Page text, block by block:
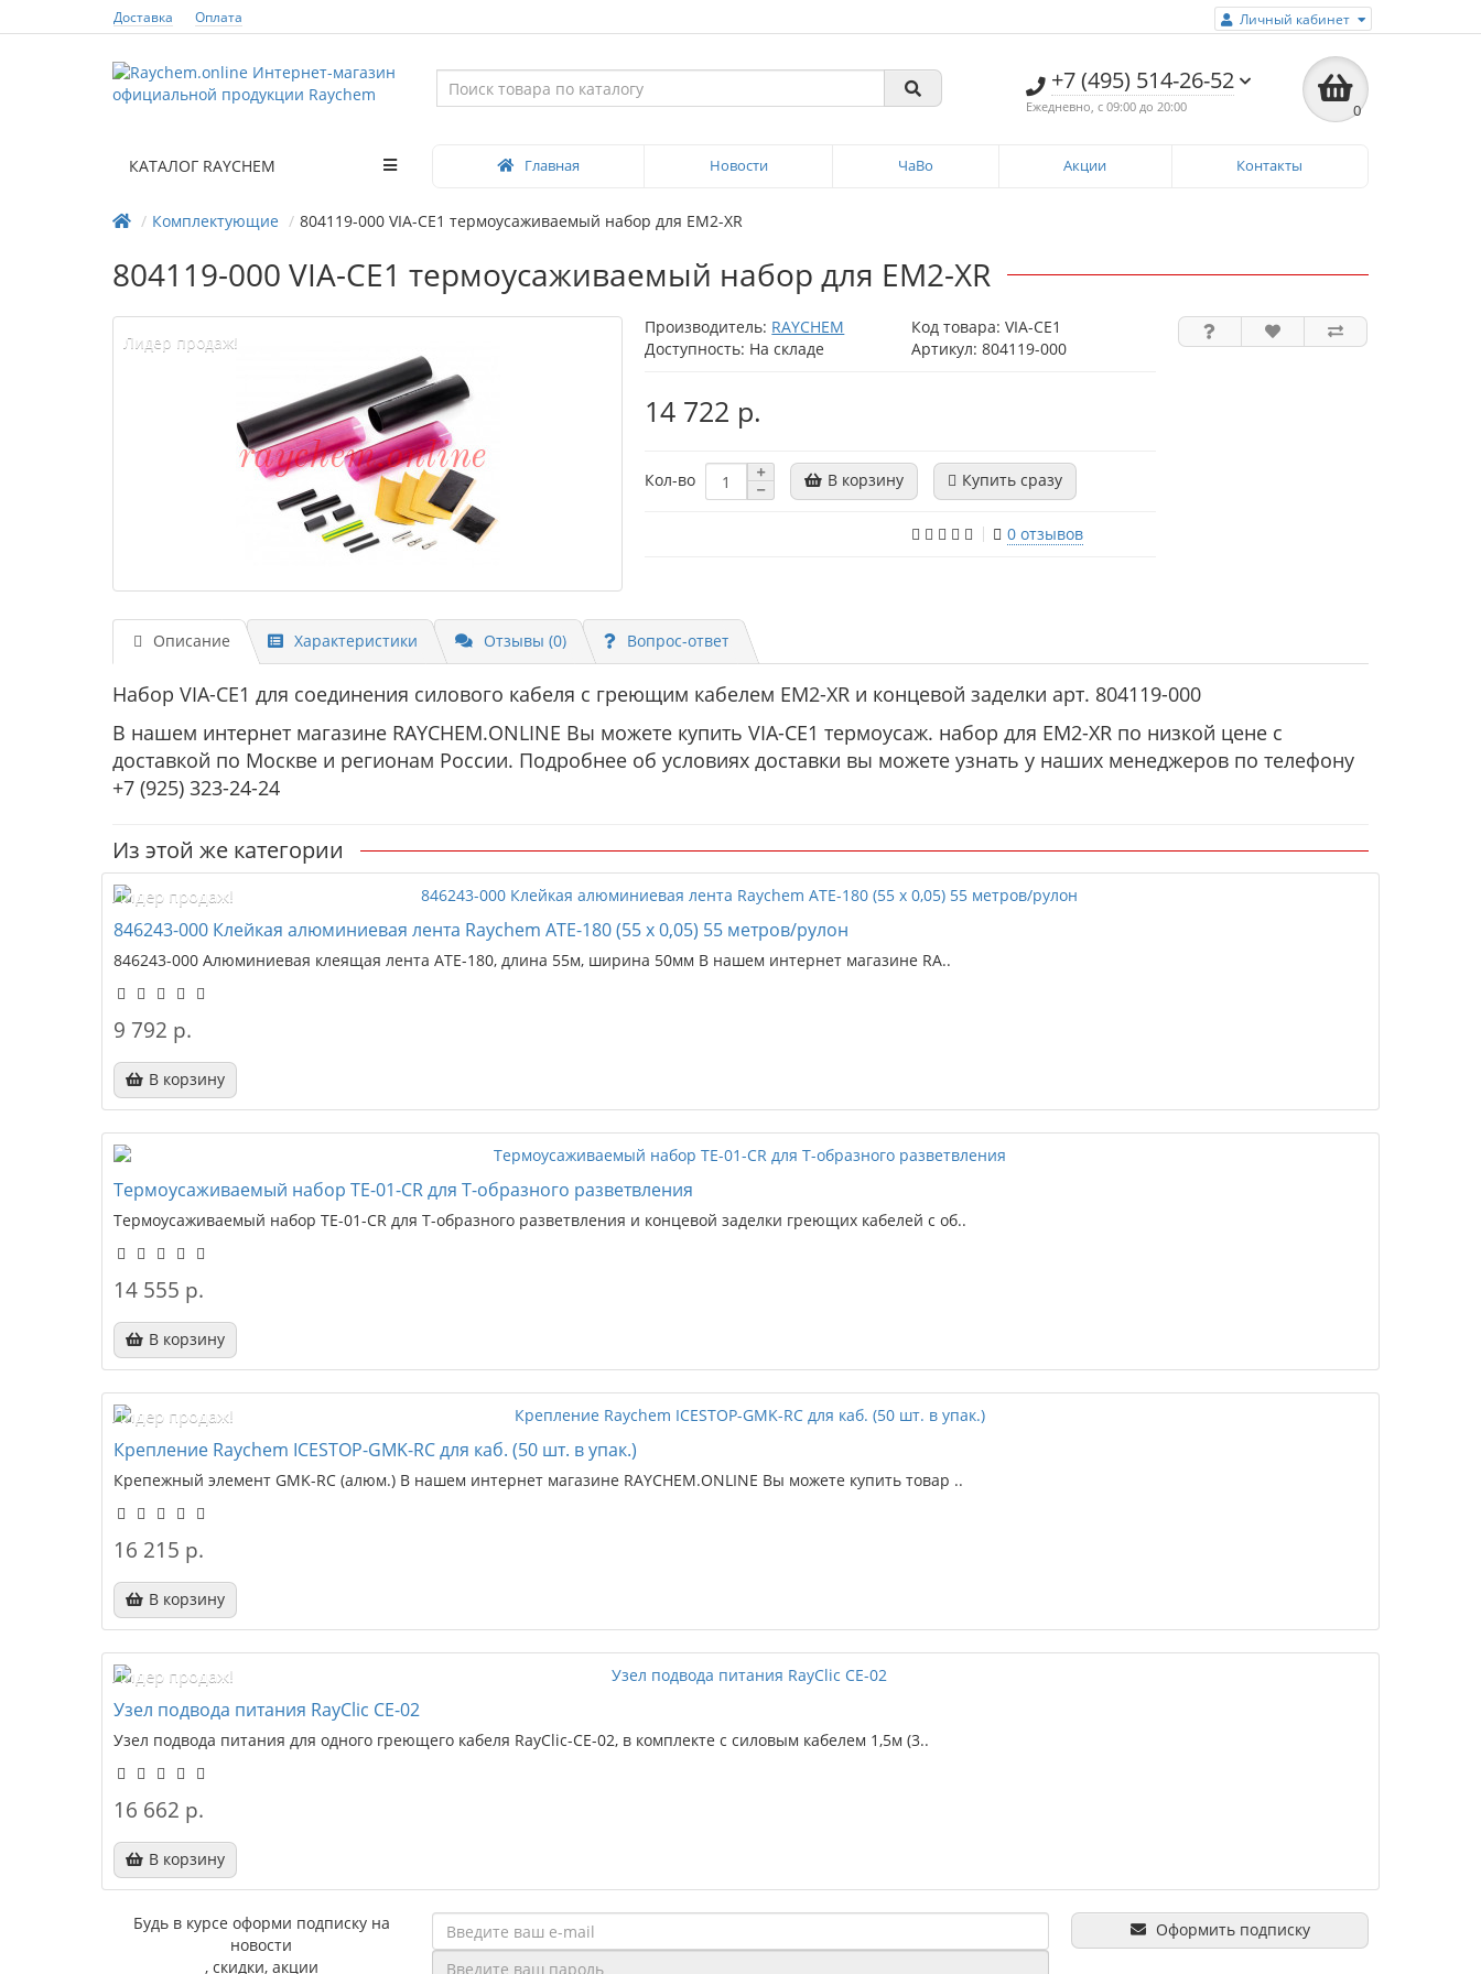
Личный кабинет
Доставка Оплата
+7 (495) 514-26-52
Ежедневно, с 09:00 до 20:00 0
Главная Новости ЧаВо Акции Контакты
КАТАЛОГ RAYCHEM
Комплектующие 804119-000 VIA-CE1 термоусаживаемый набор для EM2-XR
804119-000 VIA-CE1 термоусаживаемый набор для EM2-XR
Лидер продаж!
Производитель: RAYCHEM Код товара: VIA-СE1
Доступность: На складе
Артикул: 804119-000
14 722 р.
Кол-во В корзину Купить сразу
0 отзывов
Описание Характеристики Отзывы (0) Вопрос-ответ
Набор VIA-СE1 для соединения силового кабеля с греющим кабелем EM2-XR и концевой заделки арт. 804119-000
В нашем интернет магазине RAYCHEM.ONLINE Вы можете купить VIA-CE1 термоусаж. набор для EM2-XR по низкой цене с
доставкой по Москве и регионам России. Подробнее об условиях доставки вы можете узнать у наших менеджеров по телефону
+7 (925) 323-24-24
Из этой же категории
Лидер продаж!
846243-000 Клейкая алюминиевая лента Raychem ATE-180 (55 х 0,05) 55 метров/рулон
846243-000 Алюминиевая клеящая лента ATE-180, длина 55м, ширина 50мм В нашем интернет магазине RA..
9 792 р.
В корзину
Термоусаживаемый набор TE-01-CR для Т-образного разветвления
Термоусаживаемый набор TE-01-CR для Т-образного разветвления и концевой заделки греющих кабелей с об..
14 555 р.
В корзину
Лидер продаж!
Крепление Raychem ICESTOP-GMK-RC для каб. (50 шт. в упак.)
Крепежный элемент GMK-RC (алюм.) В нашем интернет магазине RAYCHEM.ONLINE Вы можете купить товар ..
16 215 р.
В корзину
Лидер продаж!
Узел подвода питания RayClic CE-02
Узел подвода питания для одного греющего кабеля RayClic-CE-02, в комплекте с силовым кабелем 1,5м (3..
16 662 р.
В корзину
Будь в курсе оформи подписку на
новости
, скидки, акции
Оформить подписку